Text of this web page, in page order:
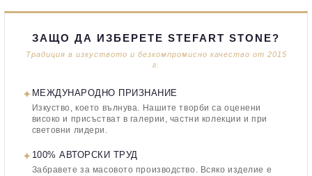
ЗАЩО ДА ИЗБЕРЕТЕ STEFART STONE?
Традиция в изкуството и безкомпромисно качество от 2015
г.
✦ МЕЖДУНАРОДНО ПРИЗНАНИЕ
Изкуство, което вълнува. Нашите творби са оценени
високо и присъстват в галерии, частни колекции и при
световни лидери.
✦ 100% АВТОРСКИ ТРУД
Забравете за масовото производство. Всяко изделие е